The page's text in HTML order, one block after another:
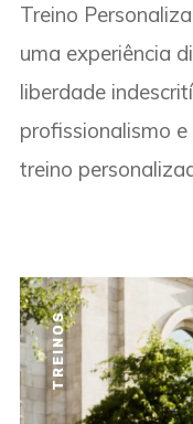
Treino
uma experiência
liberdade
profissionalismo
treino
TREINOS